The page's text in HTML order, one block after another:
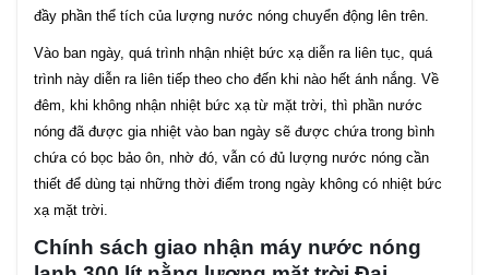
đầy phần thể tích của lượng nước nóng chuyển động lên trên.
Vào ban ngày, quá trình nhận nhiệt bức xạ diễn ra liên tục, quá
trình này diễn ra liên tiếp theo cho đến khi nào hết ánh nắng. Về
đêm, khi không nhận nhiệt bức xạ từ mặt trời, thì phần nước
nóng đã được gia nhiệt vào ban ngày sẽ được chứa trong bình
chứa có bọc bảo ôn, nhờ đó, vẫn có đủ lượng nước nóng cần
thiết để dùng tại những thời điểm trong ngày không có nhiệt bức
xạ mặt trời.
Chính sách giao nhận máy nước nóng